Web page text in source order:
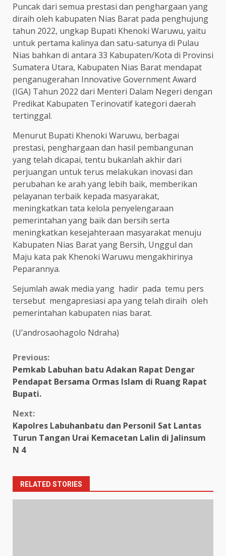
Puncak dari semua prestasi dan penghargaan yang
diraih oleh kabupaten Nias Barat pada penghujung
tahun 2022, ungkap Bupati Khenoki Waruwu, yaitu
untuk pertama kalinya dan satu-satunya di Pulau
Nias bahkan di antara 33 Kabupaten/Kota di Provinsi
Sumatera Utara, Kabupaten Nias Barat mendapat
penganugerahan Innovative Government Award
(IGA) Tahun 2022 dari Menteri Dalam Negeri dengan
Predikat Kabupaten Terinovatif kategori daerah
tertinggal.
Menurut Bupati Khenoki Waruwu, berbagai
prestasi, penghargaan dan hasil pembangunan
yang telah dicapai, tentu bukanlah akhir dari
perjuangan untuk terus melakukan inovasi dan
perubahan ke arah yang lebih baik, memberikan
pelayanan terbaik kepada masyarakat,
meningkatkan tata kelola penyelengaraan
pemerintahan yang baik dan bersih serta
meningkatkan kesejahteraan masyarakat menuju
Kabupaten Nias Barat yang Bersih, Unggul dan
Maju kata pak Khenoki Waruwu mengakhirinya
Peparannya.
Sejumlah awak media yang hadir pada temu pers
tersebut mengapresiasi apa yang telah diraih oleh
pemerintahan kabupaten nias barat.
(U’androsaohagolo Ndraha)
Continue
Reading
Previous:
Pemkab Labuhan batu Adakan Rapat Dengar
Pendapat Bersama Ormas Islam di Ruang Rapat
Bupati.
Next:
Kapolres Labuhanbatu dan Personil Sat Lantas
Turun Tangan Urai Kemacetan Lalin di Jalinsum
N 4
RELATED STORIES